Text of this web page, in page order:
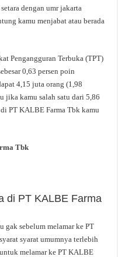
dengan umr jakarta
kamu menjabat atau berada
Pengangguran Terbuka (TPT)
0,63 persen poin
4,15 juta orang (1,98
jika kamu salah satu dari 5,86
PT KALBE Farma Tbk kamu
Tbk
di PT KALBE Farma
gak sebelum melamar ke PT
syarat umumnya terlebih
melamar ke PT KALBE